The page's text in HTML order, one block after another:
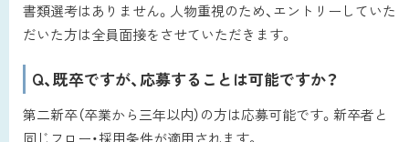
書類選考はありません。人物重視のため、エントリーしていた
だいた方は全員面接をさせていただきます。
Q、既卒ですが、応募することは可能ですか？
第二新卒（卒業から三年以内）の方は応募可能です。新卒者と
同じフロー・採用条件が適用されます。